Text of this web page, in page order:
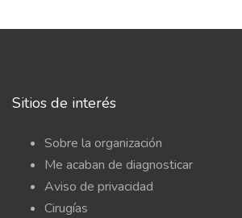
Sitios de interés
Sobre la organización
Me acaban de diagnosticar
Aviso de privacidad
Cirugías